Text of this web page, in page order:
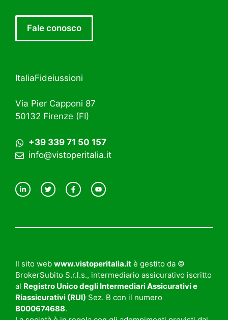
Fale conosco
ItaliaFideiussioni
Via Pier Capponi 87
50132 Firenze (FI)
+39 339 71 50 157
info@vistoperitalia.it
Il sito web www.vistoperitalia.it è gestito da ©
BrokerSubito S.r.l.s., intermediario assicurativo iscritto
al Registro Unico degli Intermediari Assicurativi e
Riassicurativi (RUI) Sez. B con il numero
B000674688.